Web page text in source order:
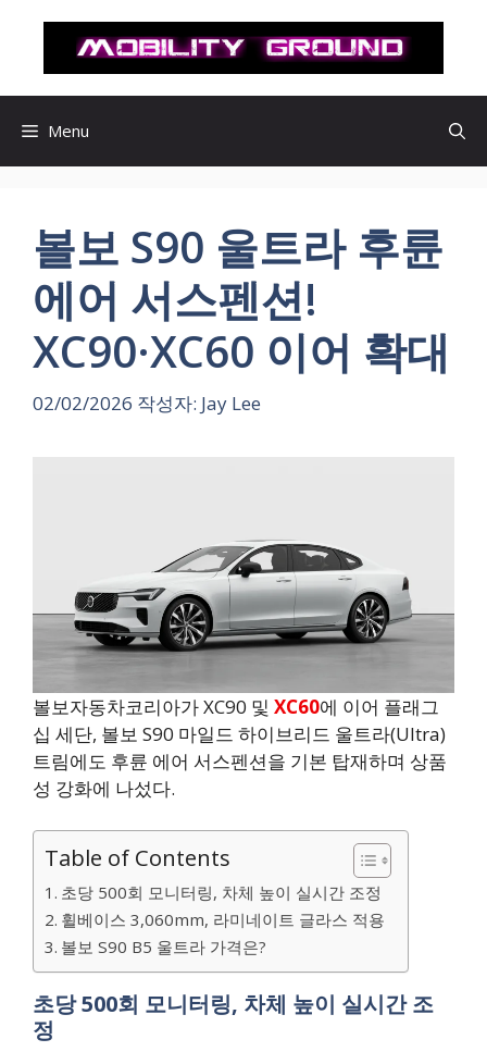
로
Menu
볼보 S90 울트라 후륜
에어 서스펜션!
XC90·XC60 이어 확대
02/02/2026 작성자: Jay Lee
볼보자동차코리아가 XC90 및 XC60에 이어 플래그
십 세단, 볼보 S90 마일드 하이브리드 울트라(Ultra)
트림에도 후륜 에어 서스펜션을 기본 탑재하며 상품
성 강화에 나섰다.
Table of Contents
초당 500회 모니터링, 차체 높이 실시간 조정
휠베이스 3,060mm, 라미네이트 글라스 적용
볼보 S90 B5 울트라 가격은?
초당 500회 모니터링, 차체 높이 실시간 조
정